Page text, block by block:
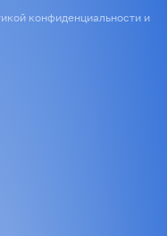
конфиденциальности и